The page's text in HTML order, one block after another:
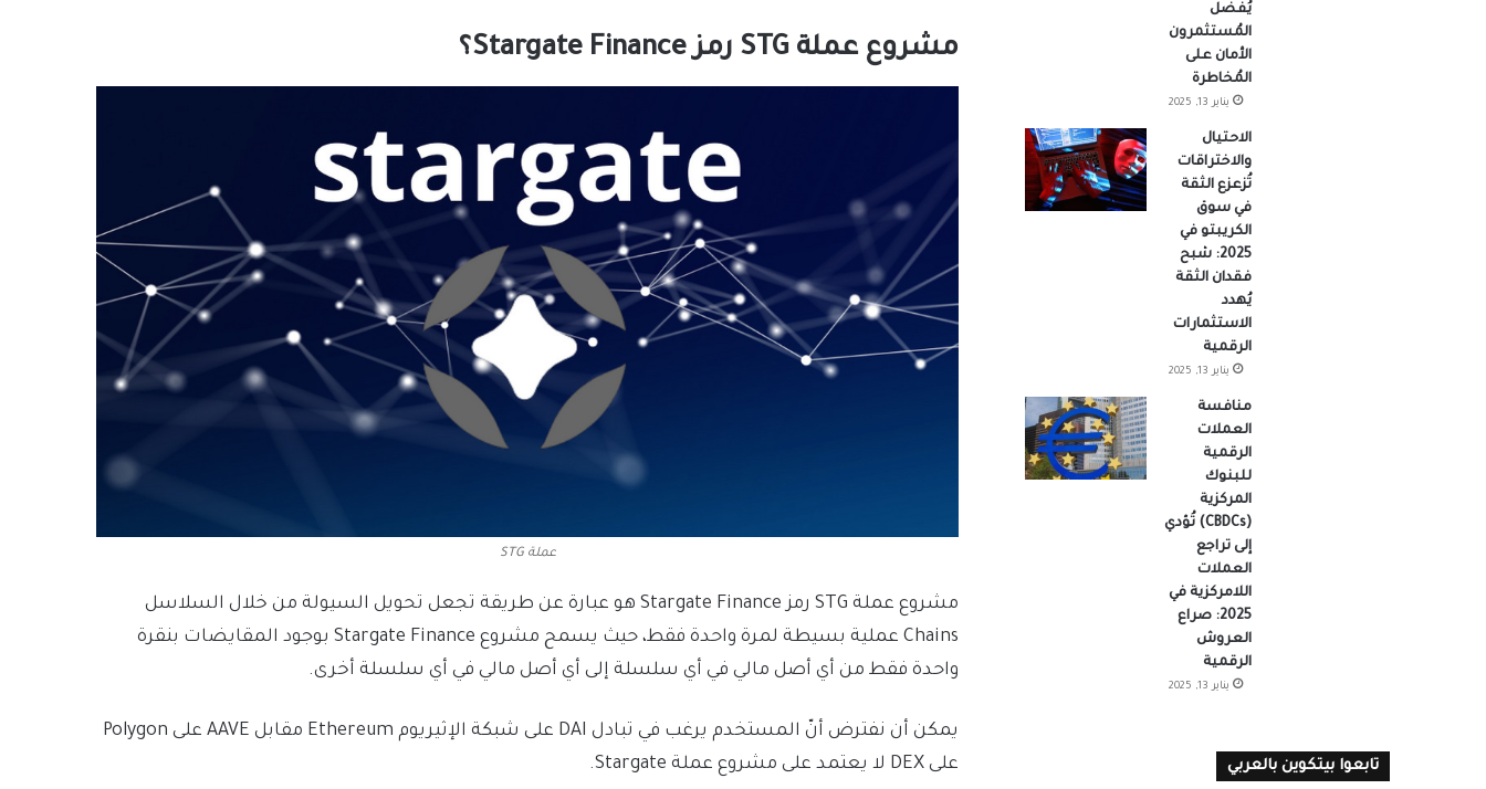
مشروع عملة STG رمز Stargate Finance؟
عملة STG
مشروع عملة STG رمز Stargate Finance هو عبارة عن طريقة تجعل تحويل السيولة من خلال السلاسل
Chains عملية بسيطة لمرة واحدة فقط، حيث يسمح مشروع Stargate Finance بوجود المقايضات بنقرة
واحدة فقط من أي أصل مالي في أي سلسلة إلى أي أصل مالي في أي سلسلة أخرى.
يمكن أن نفترض أنّ المستخدم يرغب في تبادل DAI على شبكة الإثيريوم Ethereum مقابل AAVE على Polygon
على DEX لا يعتمد على مشروع عملة Stargate.
يُفضل
المُستثمرون
الأمان على
المُخاطرة
يناير 13, 2025
الاحتيال
والاختراقات
تُزعزع الثقة
في سوق
الكريبتو في
2025: شبح
فقدان الثقة
يُهدد
الاستثمارات
الرقمية
يناير 13, 2025
منافسة
العملات
الرقمية
للبنوك
المركزية
(CBDCs) تُؤدي
إلى تراجع
العملات
اللامركزية في
2025: صراع
العروش
الرقمية
يناير 13, 2025
تابعوا بيتكوين بالعربي